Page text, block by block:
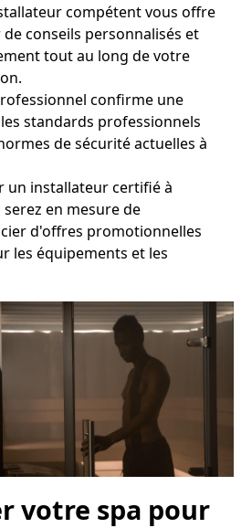
compétent vous offre
conseils personnalisés et
tout au long de votre
confirme une
standards professionnels
de sécurité actuelles à
un installateur certifié à
en mesure de
d'offres promotionnelles
les équipements et les
votre spa pour